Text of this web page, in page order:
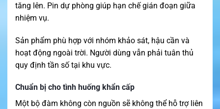
tăng lên. Pin dự phòng giúp hạn chế gián đoạn giữa
nhiệm vụ.
Sản phẩm phù hợp với nhóm khảo sát, hậu cần và
hoạt động ngoài trời. Người dùng vẫn phải tuân thủ
quy định tần số tại khu vực.
Chuẩn bị cho tình huống khẩn cấp
Một bộ đàm không còn nguồn sẽ không thể hỗ trợ liên